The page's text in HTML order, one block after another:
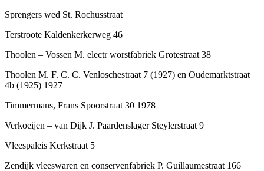
Sprengers wed St. Rochusstraat
Terstroote Kaldenkerkerweg 46
Thoolen – Vossen M. electr worstfabriek Grotestraat 38
Thoolen M. F. C. C. Venloschestraat 7 (1927) en Oudemarktstraat
4b (1925) 1927
Timmermans, Frans Spoorstraat 30 1978
Verkoeijen – van Dijk J. Paardenslager Steylerstraat 9
Vleespaleis Kerkstraat 5
Zendijk vleeswaren en conservenfabriek P. Guillaumestraat 166